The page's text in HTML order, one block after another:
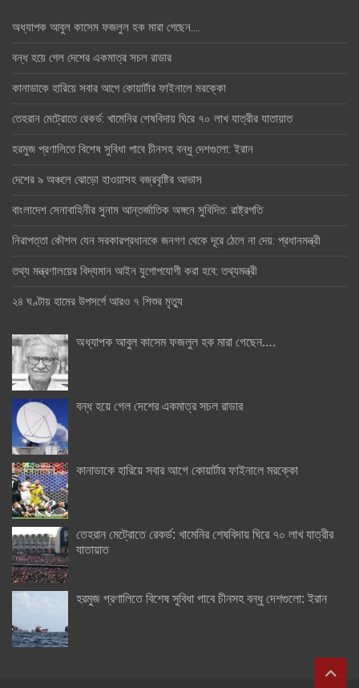
অধ্যাপক আবুল কাসেম ফজলুল হক মারা গেছেন….
বন্ধ হয়ে গেল দেশের একমাত্র সচল রাডার
কানাডাকে হারিয়ে সবার আগে কোয়ার্টার ফাইনালে মরক্কো
তেহরান মেট্রোতে রেকর্ড: খামেনির শেষবিদায় ঘিরে ৭০ লাখ যাত্রীর যাতায়াত
হরমুজ প্রণালিতে বিশেষ সুবিধা পাবে চীনসহ বন্ধু দেশগুলো: ইরান
দেশের ৯ অঞ্চলে ঝোড়ো হাওয়াসহ বজ্রবৃষ্টির আভাস
বাংলাদেশ সেনাবাহিনীর সুনাম আন্তর্জাতিক অঙ্গনে সুবিদিত: রাষ্ট্রপতি
নিরাপত্তা কৌশল যেন সরকারপ্রধানকে জনগণ থেকে দূরে ঠেলে না দেয়: প্রধানমন্ত্রী
তথ্য মন্ত্রণালয়ের বিদ্যমান আইন যুগোপযোগী করা হবে: তথ্যমন্ত্রী
২৪ ঘণ্টায় হামের উপসর্গে আরও ৭ শিশুর মৃত্যু
অধ্যাপক আবুল কাসেম ফজলুল হক মারা গেছেন….
বন্ধ হয়ে গেল দেশের একমাত্র সচল রাডার
কানাডাকে হারিয়ে সবার আগে কোয়ার্টার ফাইনালে মরক্কো
তেহরান মেট্রোতে রেকর্ড: খামেনির শেষবিদায় ঘিরে ৭০ লাখ যাত্রীর
যাতায়াত
হরমুজ প্রণালিতে বিশেষ সুবিধা পাবে চীনসহ বন্ধু দেশগুলো: ইরান